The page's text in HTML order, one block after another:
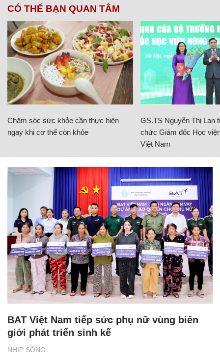
CÓ THỂ BẠN QUAN TÂM
Chăm sóc sức khỏe cần thực hiện
ngay khi cơ thể còn khỏe
GS.TS Nguyễn Thị Lan
chức Giám đốc Học
Việt Nam
NHỊP SỐNG
BAT Việt Nam tiếp sức phụ nữ vùng biên
giới phát triển sinh kế